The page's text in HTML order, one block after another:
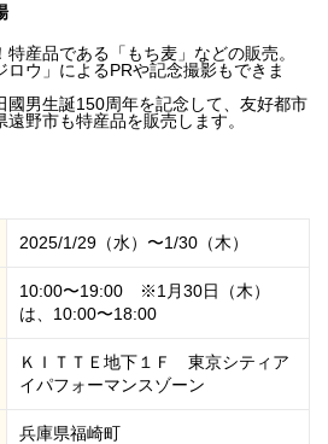
産品である「もち麦」などの販売。
ロウ」によるPRや記念撮影もできま
國男生誕150周年を記念して、友好都市
野市も特産品を販売します。
2025/1/29（水）〜1/30（木）
10:00〜19:00 ※1月30日（木）
は、10:00〜18:00
ＫＩＴＴＥ地下１Ｆ 東京シティア
イパフォーマンスゾーン
兵庫県福崎町